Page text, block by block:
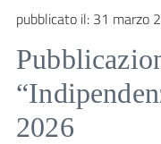
pubblicato il: 31 marzo
2026